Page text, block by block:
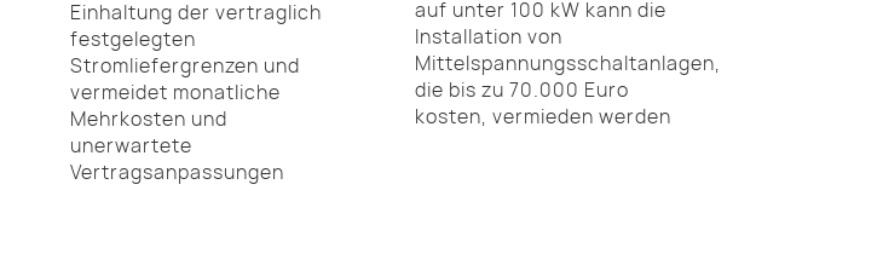
Einhaltung der vertraglich
festgelegten
Stromliefergrenzen und
vermeidet monatliche
Mehrkosten und
unerwartete
Vertragsanpassungen
auf unter 100 kW kann die
Installation von
Mittelspannungsschaltanlagen,
die bis zu 70.000 Euro
kosten, vermieden werden